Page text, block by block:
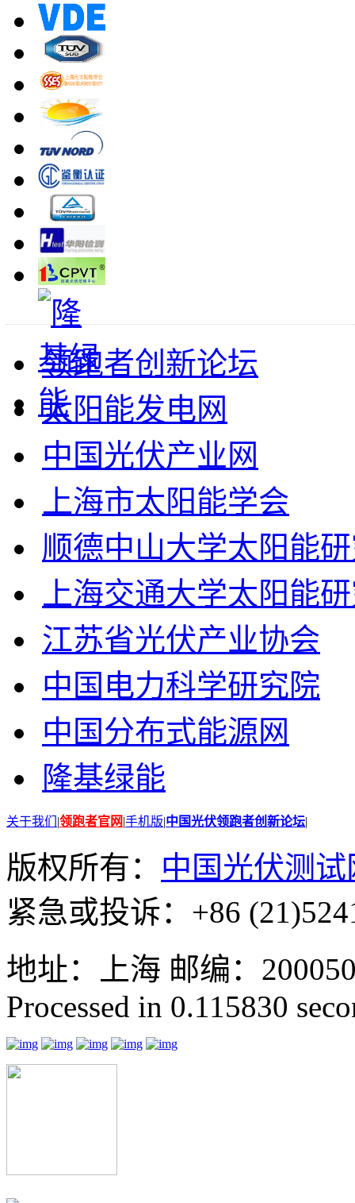
领跑者创新论坛
太阳能发电网
中国光伏产业网
上海市太阳能学会
顺德中山大学太阳能
上海交通大学太阳能
江苏省光伏产业协会
中国电力科学研究院
中国分布式能源网
隆基绿能
关于我们 |领跑者官网|手机版|中国光伏领跑者创新论坛|
版权所有： 中国光伏测试
紧急或投诉：+86
地址：上海 邮编：
Processed in 0.115830